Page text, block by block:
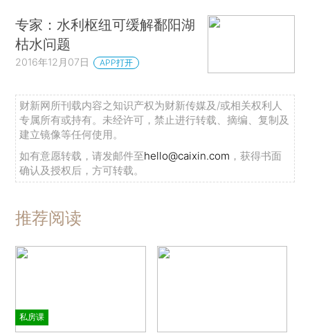
专家：水利枢纽可缓解鄱阳湖
枯水问题
2016年12月07日 APP打开
财新网所刊载内容之知识产权为财新传媒及/或相关权利人
专属所有或持有。未经许可，禁止进行转载、摘编、复制及
建立镜像等任何使用。
如有意愿转载，请发邮件至hello@caixin.com ，获得书面
确认及授权后，方可转载。
推荐阅读
私房课